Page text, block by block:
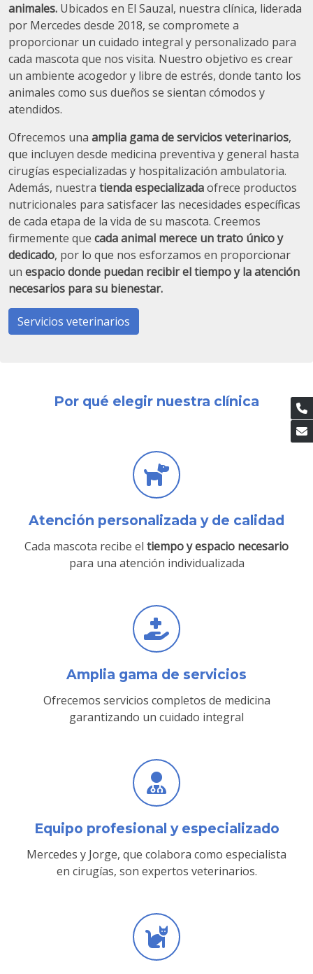
animales. Ubicados en El Sauzal, nuestra clínica, liderada
por Mercedes desde 2018, se compromete a
proporcionar un cuidado integral y personalizado para
cada mascota que nos visita. Nuestro objetivo es crear
un ambiente acogedor y libre de estrés, donde tanto los
animales como sus dueños se sientan cómodos y
atendidos.
Ofrecemos una amplia gama de servicios veterinarios,
que incluyen desde medicina preventiva y general hasta
cirugías especializadas y hospitalización ambulatoria.
Además, nuestra tienda especializadaofrece productos
nutricionales para satisfacer las necesidades específicas
de cada etapa de la vida de su mascota. Creemos
firmemente que cada animal merece un trato único y
dedicado, por lo que nos esforzamos en proporcionar
un espacio donde puedan recibir el tiempo y la atención
necesarios para su bienestar.
Servicios veterinarios
Por qué elegir nuestra clínica
Atención personalizada y de calidad
Cada mascota recibe el tiempo y espacio necesario
para una atención individualizada
Amplia gama de servicios
Ofrecemos servicios completos de medicina
garantizando un cuidado integral
Equipo profesional y especializado
Mercedes y Jorge, que colabora como especialista
en cirugías, son expertos veterinarios.